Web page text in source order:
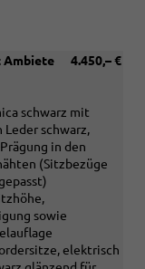
4.450,– €
Ambiete
schwarz mit
schwarz,
in den
(Sitzbezüge
sowie
elektrisch